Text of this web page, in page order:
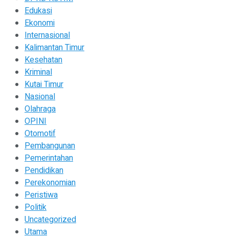
Edukasi
Ekonomi
Internasional
Kalimantan Timur
Kesehatan
Kriminal
Kutai Timur
Nasional
Olahraga
OPINI
Otomotif
Pembangunan
Pemerintahan
Pendidikan
Perekonomian
Peristiwa
Politik
Uncategorized
Utama